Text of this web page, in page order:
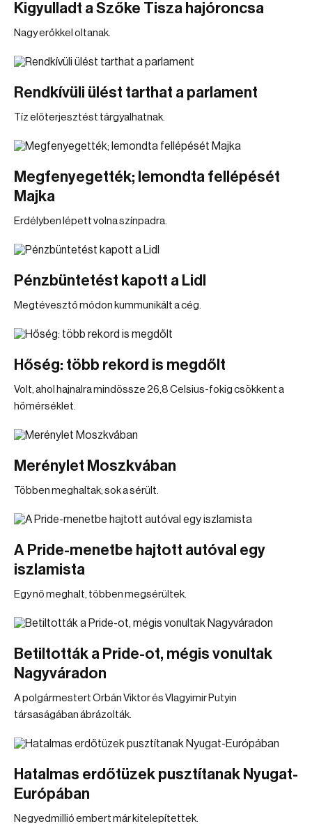
Kigyulladt a Szőke Tisza hajóroncsa
Nagy erőkkel oltanak.
Rendkívüli ülést tarthat a parlament
Tíz előterjesztést tárgyalhatnak.
Megfenyegették; lemondta fellépését
Majka
Erdélyben lépett volna színpadra.
Pénzbüntetést kapott a Lidl
Megtévesztő módon kummunikált a cég.
Hőség: több rekord is megdőlt
Volt, ahol hajnalra mindössze 26,8 Celsius-fokig csökkent a
hőmérséklet.
Merénylet Moszkvában
Többen meghaltak; sok a sérült.
A Pride-menetbe hajtott autóval egy
iszlamista
Egy nő meghalt, többen megsérültek.
Betiltották a Pride-ot, mégis vonultak
Nagyváradon
A polgármestert Orbán Viktor és Vlagyimir Putyin
társaságában ábrázolták.
Hatalmas erdőtüzek pusztítanak Nyugat-
Európában
Negyedmillió embert már kitelepítettek.